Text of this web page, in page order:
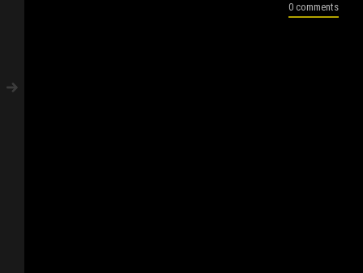
0 comments